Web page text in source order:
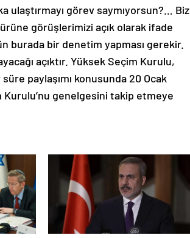
ulaştırmayı görev saymıyorsun?… Biz
görüşlerimizi açık olarak ifade
burada bir denetim yapması gerekir.
açıktır. Yüksek Seçim Kurulu,
paylaşımı konusunda 20 Ocak
Kurulu’nu genelgesini takip etmeye